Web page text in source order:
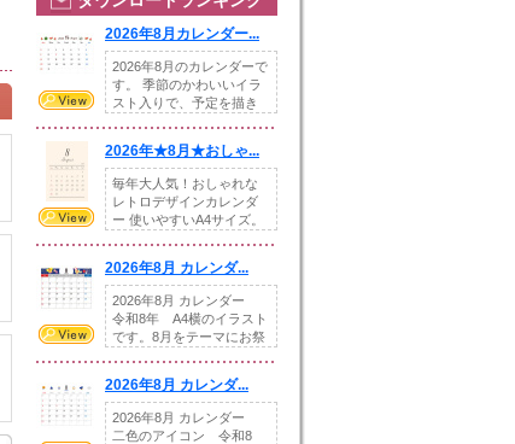
2026年8月カレンダー...
2026年8月のカレンダーで
す。 季節のかわいいイラ
スト入りで、予定を描き
2026年★8月★おしゃ...
毎年大人気！おしゃれな
レトロデザインカレンダ
ー 使いやすいA4サイズ。
2026年8月 カレンダ...
2026年8月 カレンダー
令和8年 A4横のイラスト
です。8月をテーマにお祭
2026年8月 カレンダ...
2026年8月 カレンダー
二色のアイコン 令和8